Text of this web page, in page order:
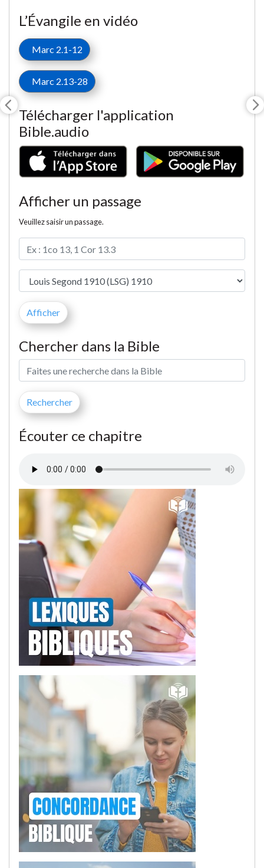
L’Évangile en vidéo
Marc 2.1-12
Marc 2.13-28
Télécharger l'application
Bible.audio
Afficher un passage
Veuillez saisir un passage.
Chercher dans la Bible
Écouter ce chapitre